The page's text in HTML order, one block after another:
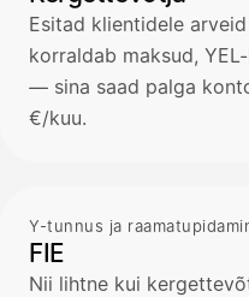
Esitad klientidele
korraldab maksud,
— sina saad palga
€/kuu.
Y-tunnus ja
FIE
Nii lihtne kui